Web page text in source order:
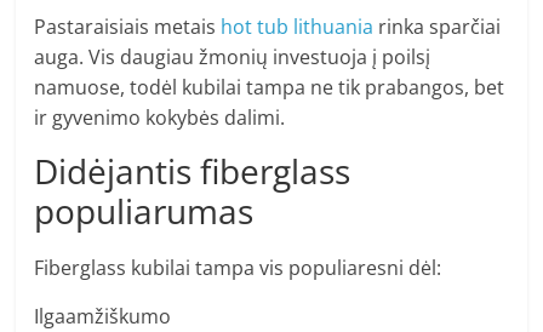
Pastaraisiais metais hot tub lithuania rinka sparčiai
auga. Vis daugiau žmonių investuoja į poilsį
namuose, todėl kubilai tampa ne tik prabangos, bet
ir gyvenimo kokybės dalimi.
Didėjantis fiberglass
populiarumas
Fiberglass kubilai tampa vis populiaresni dėl:
Ilgaamžiškumo